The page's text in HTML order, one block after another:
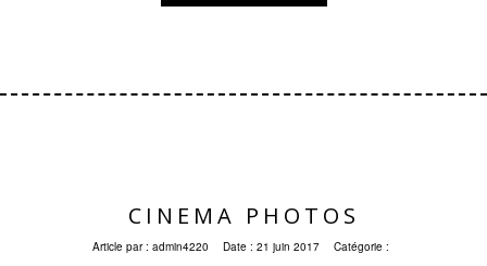
CINEMA PHOTOS
Article par : admin4220 Date : 21 juin 2017 Catégorie :